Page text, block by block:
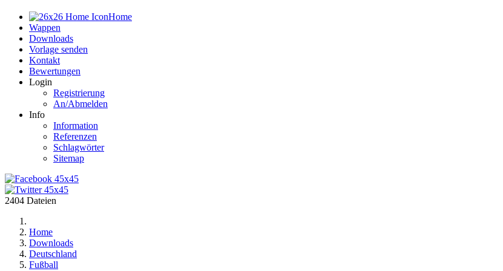
Home
Wappen
Downloads
Vorlage senden
Kontakt
Bewertungen
Login
Registrierung
An/Abmelden
Info
Information
Referenzen
Schlagwörter
Sitemap
2404 Dateien
Home
Downloads
Deutschland
Fußball